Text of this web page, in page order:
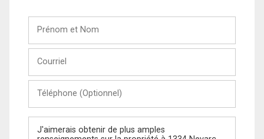
Nom
(Optionnel)
Message